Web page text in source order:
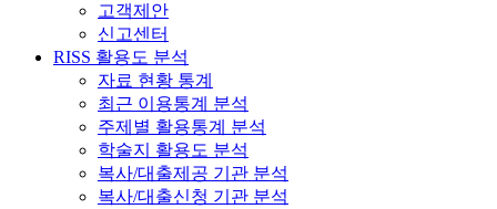
고객제안
신고센터
RISS 활용도 분석
자료 현황 통계
최근 이용통계 분석
주제별 활용통계 분석
학술지 활용도 분석
복사/대출제공 기관 분석
복사/대출신청 기관 분석